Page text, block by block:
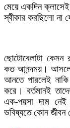
মেয়ে একদিন
স্বীকার করছিলো না
ছোটোবেলাটা কেমন
কত আনন্দময়। আসলে
আনতে পারলেই
করে। বর্তমানই
এক-পয়সা দাম
ভবিষ্যতে কোন জীবন